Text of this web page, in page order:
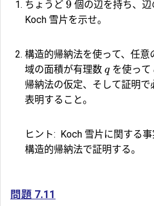
ちょうど 9 個の辺を持ち、
Koch 雪片を示せ。
構造的帰納法を使って、任意
域の面積が有理数 qを使って
帰納法の仮定、そして証明
表明すること。
ヒント: Koch 雪片に関する
構造的帰納法で証明する。
問題 7.11